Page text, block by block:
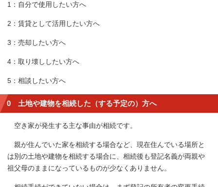
1：自分で使用したい方へ
2：賃貸として活用したい方へ
3：売却したい方へ
4：取り壊ししたい方へ
5：相談したい方へ
0 土地や建物を相続した（する予定の）方へ
空き家が発生する主な事由が相続です。
親が住んでいた家を相続する場合など、現在住んでいる場所と
は別の土地や建物を相続する場合に、相続後も登記名義が両親や
祖父母のままになっているものが少なくありません。